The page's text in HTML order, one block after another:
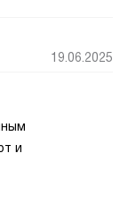
19.06.2025
и